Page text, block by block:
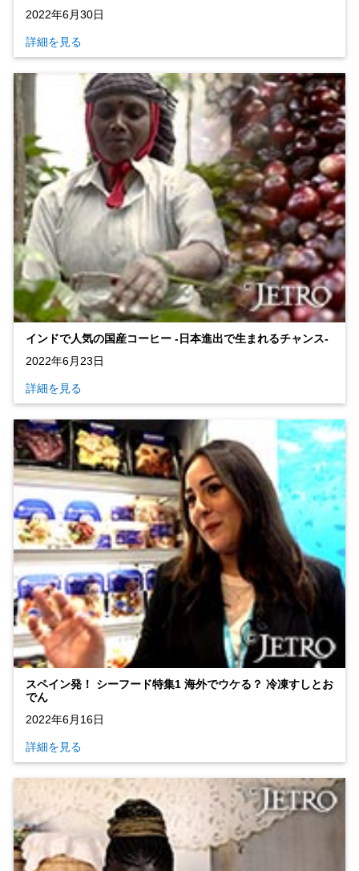
2022年6月30日
詳細を見る
インドで人気の国産コーヒー ‐日本進出で生まれるチャンス‐
2022年6月23日
詳細を見る
スペイン発！ シーフード特集1 海外でウケる？ 冷凍すしとお
でん
2022年6月16日
詳細を見る